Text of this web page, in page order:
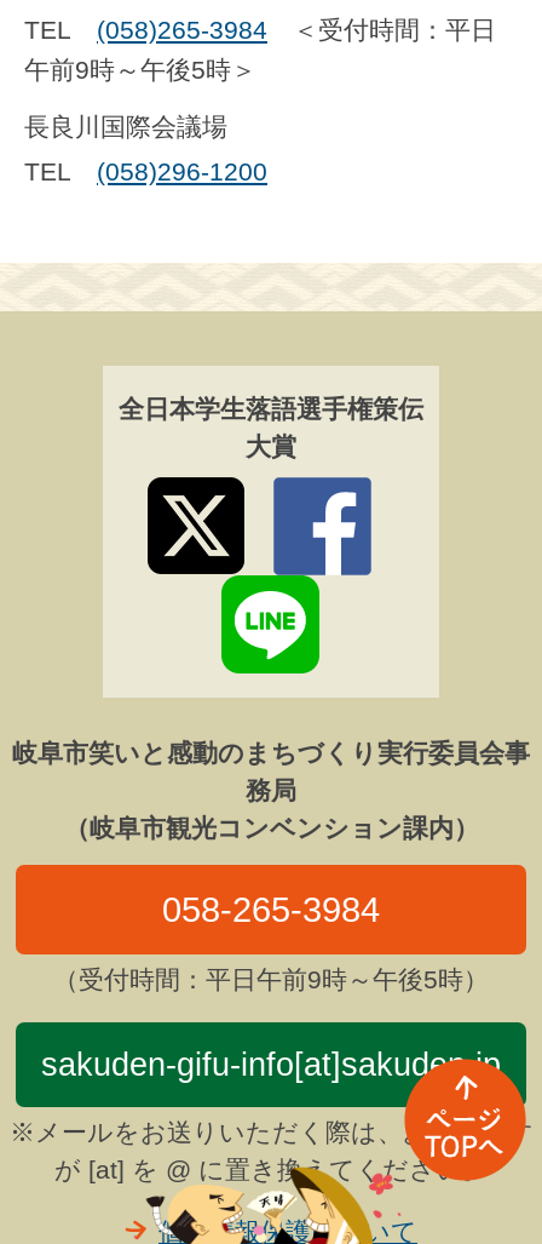
TEL (058)265-3984 ＜受付時間：平日
午前9時～午後5時＞
長良川国際会議場
TEL (058)296-1200
全日本学生落語選手権策伝
大賞
岐阜市笑いと感動のまちづくり実行委員会事
務局
（岐阜市観光コンベンション課内）
058-265-3984
（受付時間：平日午前9時～午後5時）
sakuden-gifu-info[at]sakuden.jp
※メールをお送りいただく際は、お手数です
が [at] を @ に置き換えてください。
個人情報保護について